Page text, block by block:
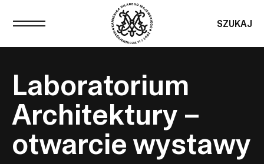
SZUKAJ
Laboratorium
Architektury –
otwarcie wystawy